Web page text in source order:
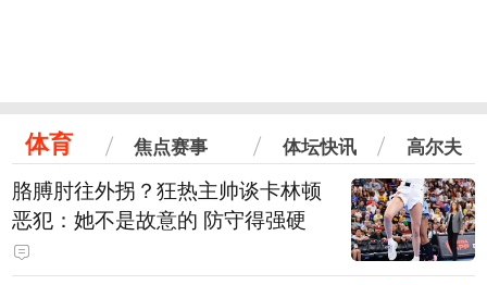
体育 焦点赛事 体坛快讯 高尔夫
胳膊肘往外拐？狂热主帅谈卡林顿
恶犯：她不是故意的 防守得强硬